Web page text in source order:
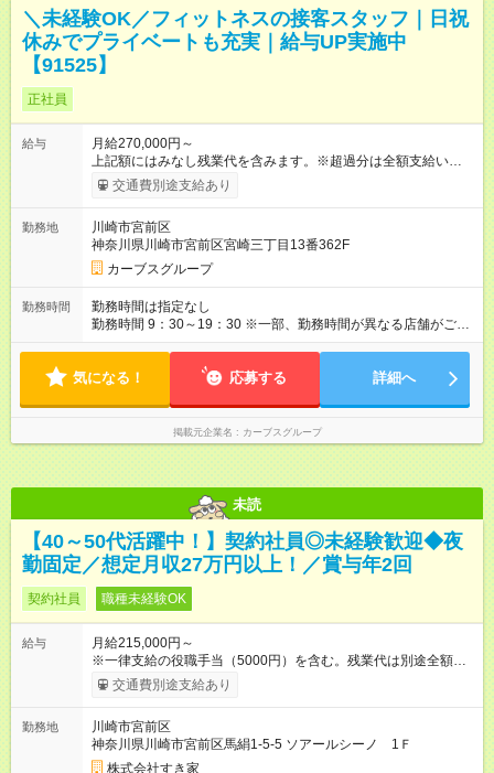
＼未経験OK／フィットネスの接客スタッフ｜日祝
休みでプライベートも充実｜給与UP実施中
【91525】
正社員
給与
月給270,000円～
上記額にはみなし残業代を含みます。※超過分は全額支給いたし
ます。 みなし残業代 20,000円／月 みなし残業時間 10時間／月
【試用期間】試用期間あり 試用期間の長さ：6ヶ月 ※ 雇用形態
用時と同じです。 給与：月給 250,000円以上 上記額にはみなし
残業代を含みます。※超過分は全額支給いたします。 みなし残
業代 20,000円／月 みなし残業時間 10時間／月
交通費別途支給あり
勤務地
川崎市宮前区
神奈川県川崎市宮前区宮崎三丁目13番362F
カーブスグループ
勤務時間
勤務時間は指定なし
勤務時間 9：30～19：30 ※一部、勤務時間が異なる店舗がござ
います。 ＜営業時間＞ 平日／10：00～13：00、15：00～19：
深夜シフトはありません）
気になる！ 応募する 詳細へ
掲載元企業名 カーブスグループ
未読
【40～50代活躍中！】契約社員◎未経験歓迎◆夜
勤固定／想定月収27万円以上！／賞与年2回
契約社員 職種未経験OK
給与
月給215,000円～
※一律支給の役職手当（5000円）を含む。残業代は別途全額支
給。 ※深夜勤務手当は、残業時間等により変動します。 ※想定
月収27万円以上 ※最大4回昇給のチャンスあり ※賞与年2回支給
交通費別途支給あり
勤務地
川崎市宮前区
神奈川県川崎市宮前区馬絹1-5-5 ソアールシーノ 1Ｆ
株式会社すき家